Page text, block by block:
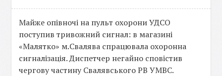
Майже опівночі на пульт охорони УДСО
поступив тривожний сигнал: в магазині
«Малятко» м.Свалява спрацювала охоронна
сигналізація. Диспетчер негайно сповістив
чергову частину Свалявського РВ УМВС.